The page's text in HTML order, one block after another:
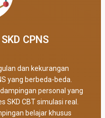
CPNS
dan kekurangan
yang berbeda-beda.
personal yang
SKD CBT simulasi real.
belajar khusus